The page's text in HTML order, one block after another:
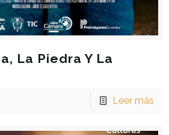
La Piedra Y La
Leer más